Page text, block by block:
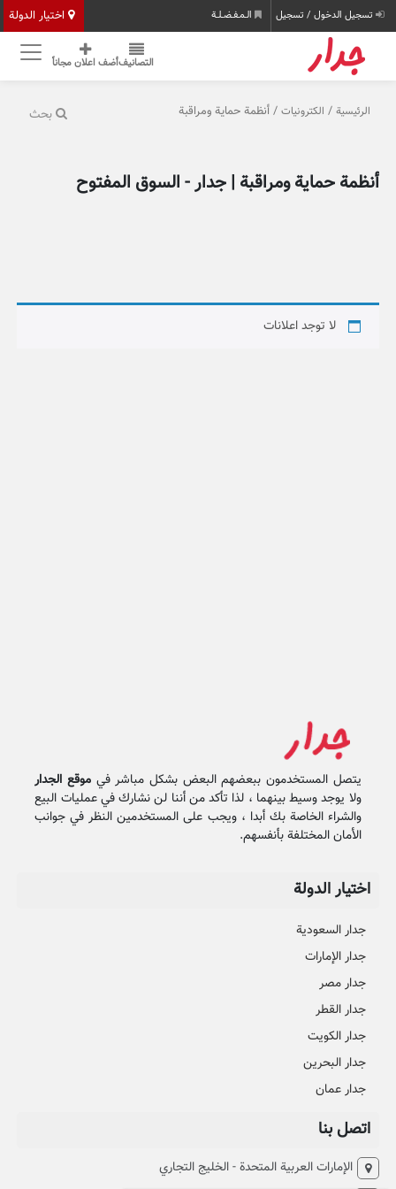
اختيار الدولة تسجيل الدخول / تسجيل الـمـفـضـلـة
التصانيفأضف اعلان مجاناً
بحث الرئيسية / الكترونيات / أنظمة حماية ومراقبة
أنظمة حماية ومراقبة | جدار - السوق المفتوح
لا توجد اعلانات
يتصل المستخدمون ببعضهم البعض بشكل مباشر في موقع الجدار
ولا يوجد وسيط بينهما ، لذا تأكد من أننا لن نشارك في عمليات البيع
والشراء الخاصة بك أبدا ، ويجب على المستخدمين النظر في جوانب
الأمان المختلفة بأنفسهم.
اختيار الدولة
جدار السعودية
جدار الإمارات
جدار مصر
جدار القطر
جدار الكويت
جدار البحرين
جدار عمان
اتصل بنا
الإمارات العربية المتحدة - الخليج التجاري